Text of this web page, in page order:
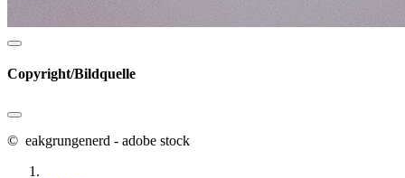
Copyright/Bildquelle
© eakgrungenerd - adobe stock